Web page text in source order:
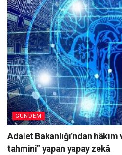
GÜNDEM
Adalet Bakanlığı’ndan hâkim
tahmini” yapan yapay zekâ